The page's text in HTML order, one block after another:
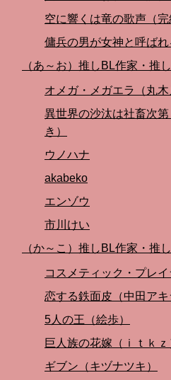
空に響くは竜の歌声（完
傭兵の男が女神と呼ばれ
（あ～お）推しBL作家・推
オメガ・メガエラ（丸木
異世界の沙汰は社畜次
き）
ウノハナ
akabeko
エンゾウ
市川けい
（か～こ）推しBL作家・推
コスメティック・プレイ
恋する鉄面皮（中田アキ
5人の王（絵歩）
巨人族の花嫁（ｉｔｋｚ
ギブン（キヅナツキ）